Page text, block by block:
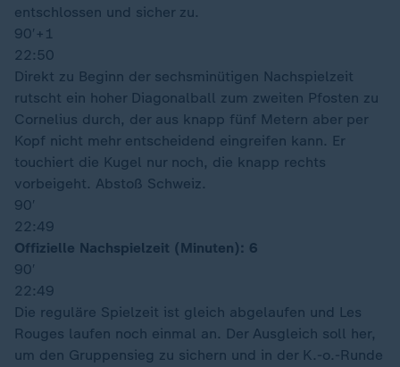
entschlossen und sicher zu.
90′ +1
22:50
Direkt zu Beginn der sechsminütigen Nachspielzeit
rutscht ein hoher Diagonalball zum zweiten Pfosten zu
Cornelius durch, der aus knapp fünf Metern aber per
Kopf nicht mehr entscheidend eingreifen kann. Er
touchiert die Kugel nur noch, die knapp rechts
vorbeigeht. Abstoß Schweiz.
90′
22:49
Offizielle Nachspielzeit (Minuten): 6
90′
22:49
Die reguläre Spielzeit ist gleich abgelaufen und Les
Rouges laufen noch einmal an. Der Ausgleich soll her,
um den Gruppensieg zu sichern und in der K.-o.-Runde